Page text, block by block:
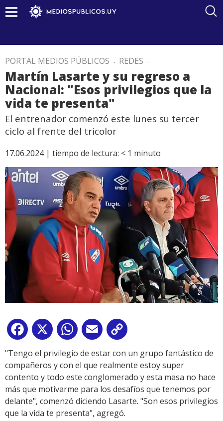
PORTAL MEDIOS PÚBLICOS . REDES .
Martín Lasarte y su regreso a
Nacional: "Esos privilegios que la
vida te presenta"
El entrenador comenzó este lunes su tercer
ciclo al frente del tricolor
17.06.2024 | tiempo de lectura: < 1 minuto
Facebook
X WhatsApp
Email
Link
"Tengo el privilegio de estar con un grupo fantástico de
compañeros y con el que realmente estoy super
contento y todo este conglomerado y esta masa no hace
más que motivarme para los desafíos que tenemos por
delante", comenzó diciendo Lasarte. "Son esos privilegios
que la vida te presenta", agregó.